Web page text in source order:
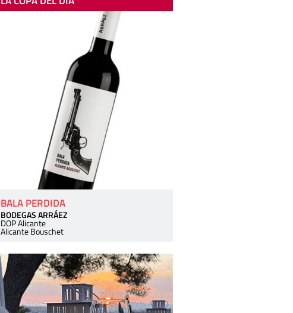
BALA PERDIDA
BODEGAS ARRÁEZ
DOP Alicante
Alicante Bouschet